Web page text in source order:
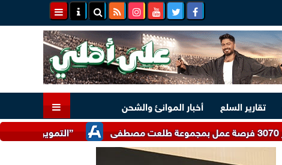
تقارير السلع
أخبار الموانئ والشحن
”التموين” تتلقى 17 ألف شكوى واستفسار تتعلق بضبط الأسواق وتوفير السلع خلال يوليو